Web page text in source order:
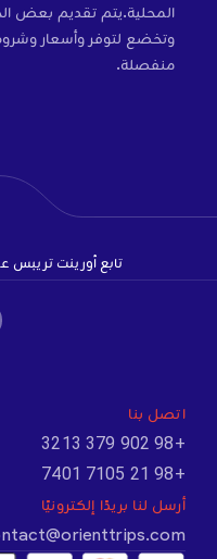
المحلية.يتم تقديم بعض
وتخضع لتوفر وأسعار
منفصلة.
تابع أورينت تريبس
اتصل بنا
+98 902 379 3213
+98 21 7105 7401
أرسل لنا بريدًا إلكترونيًا